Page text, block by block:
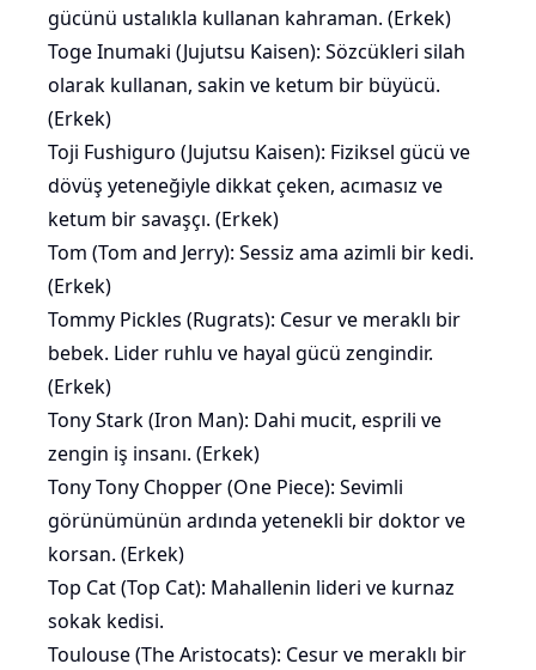
gücünü ustalıkla kullanan kahraman. (Erkek)
Toge Inumaki (Jujutsu Kaisen): Sözcükleri silah
olarak kullanan, sakin ve ketum bir büyücü.
(Erkek)
Toji Fushiguro (Jujutsu Kaisen): Fiziksel gücü ve
dövüş yeteneğiyle dikkat çeken, acımasız ve
ketum bir savaşçı. (Erkek)
Tom (Tom and Jerry): Sessiz ama azimli bir kedi.
(Erkek)
Tommy Pickles (Rugrats): Cesur ve meraklı bir
bebek. Lider ruhlu ve hayal gücü zengindir.
(Erkek)
Tony Stark (Iron Man): Dahi mucit, esprili ve
zengin iş insanı. (Erkek)
Tony Tony Chopper (One Piece): Sevimli
görünümünün ardında yetenekli bir doktor ve
korsan. (Erkek)
Top Cat (Top Cat): Mahallenin lideri ve kurnaz
sokak kedisi.
Toulouse (The Aristocats): Cesur ve meraklı bir